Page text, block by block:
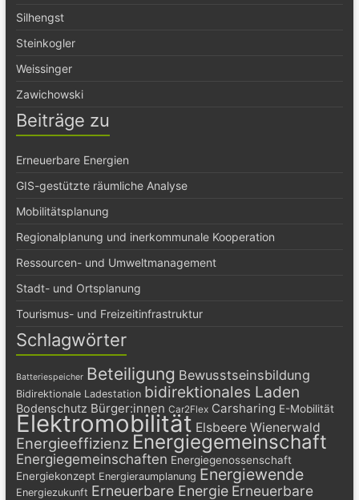
Silhengst
Steinkogler
Weissinger
Zawichowski
Beiträge zu
Erneuerbare Energien
GIS-gestützte räumliche Analyse
Mobilitätsplanung
Regionalplanung und inerkommunale Kooperation
Ressourcen- und Umweltmanagement
Stadt- und Ortsplanung
Tourismus- und Freizeitinfrastruktur
Schlagwörter
Batteriespeicher Beteiligung Bewusstseinsbildung
Bidirektionale Ladestation bidirektionales Laden
Bodenschutz Bürger:innen Car2Flex Carsharing E-Mobilität
Elektromobilität Elsbeere Wienerwald
Energieeffizienz Energiegemeinschaft
Energiegemeinschaften Energiegenossenschaft
Energiekonzept Energieraumplanung Energiewende
Energiezukunft Erneuerbare Energie Erneuerbare